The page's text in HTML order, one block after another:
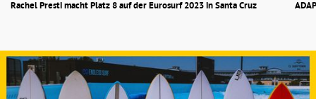
Rachel Presti macht Platz 8 auf der Eurosurf 2023 in Santa Cruz